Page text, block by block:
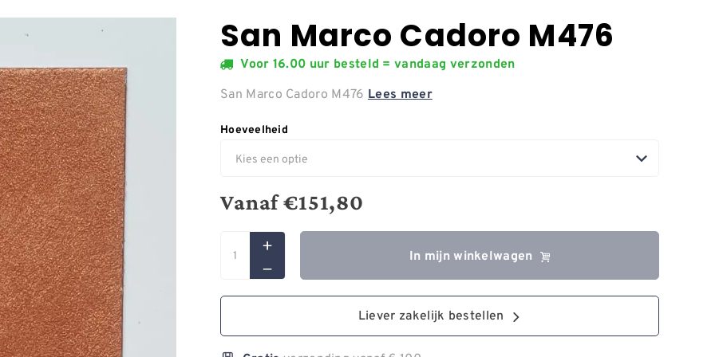
San Marco Cadoro M476
Voor 16.00 uur besteld = vandaag verzonden
San Marco Cadoro M476 Lees meer
Hoeveelheid
Vanaf€151,80
In mijn winkelwagen
Liever zakelijk bestellen